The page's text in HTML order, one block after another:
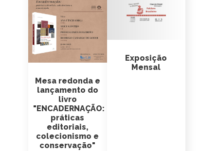
Mesa redonda e
lançamento do
livro
"ENCADERNAÇÃO:
práticas
editoriais,
colecionismo e
conservação"
Exposição
Mensal